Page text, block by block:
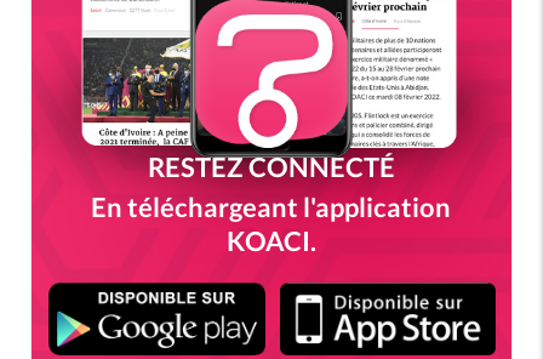
RESTEZ CONNECTÉ
En téléchargeant l'application
KOACI.